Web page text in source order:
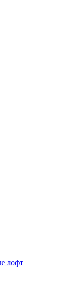
лофт